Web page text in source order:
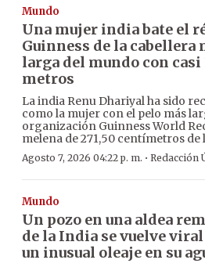
Mundo
Una mujer india bate el
Guinness de la cabellera
larga del mundo con casi
metros
La india Renu Dhariyal ha sido
como la mujer con el pelo más
organización Guinness World
melena de 271,50 centímetros
Agosto 7, 2026 04:22 p. m. · Redacción
Mundo
Un pozo en una aldea
de la India se vuelve
un inusual oleaje en su